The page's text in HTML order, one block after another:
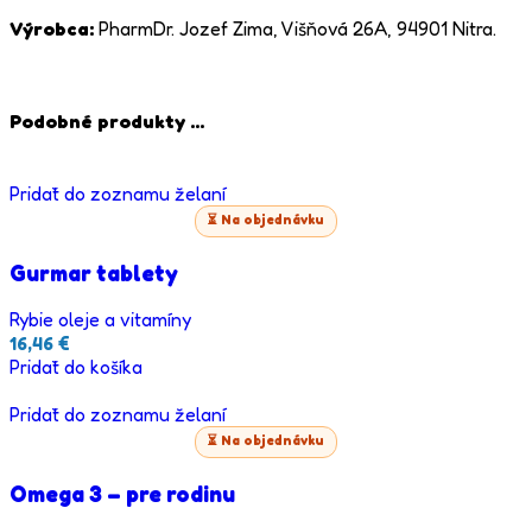
Výrobca: PharmDr. Jozef Zima, Višňová 26A, 94901 Nitra.
Podobné produkty ...
Pridať do zoznamu želaní
⏳ Na objednávku
Gurmar tablety
Rybie oleje a vitamíny
16,46 €
Pridať do košíka
Pridať do zoznamu želaní
⏳ Na objednávku
Omega 3 – pre rodinu